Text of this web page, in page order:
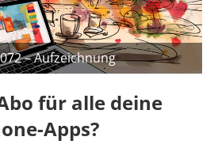
– Aufzeichnung
für alle deine
Apps?